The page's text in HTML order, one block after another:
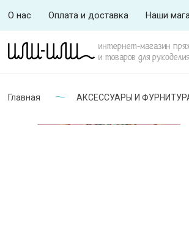
О нас Оплата и доставка Наши
интернет-магазин
и товаров для рукоделия
Главная АКСЕССУАРЫ И